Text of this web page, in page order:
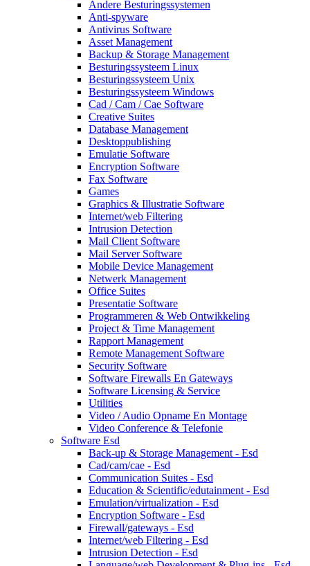
Andere Besturingssystemen
Anti-spyware
Antivirus Software
Asset Management
Backup & Storage Management
Besturingssysteem Linux
Besturingssysteem Unix
Besturingssysteem Windows
Cad / Cam / Cae Software
Creative Suites
Database Management
Desktoppublishing
Emulatie Software
Encryption Software
Fax Software
Games
Graphics & Illustratie Software
Internet/web Filtering
Intrusion Detection
Mail Client Software
Mail Server Software
Mobile Device Management
Netwerk Management
Office Suites
Presentatie Software
Programmeren & Web Ontwikkeling
Project & Time Management
Rapport Management
Remote Management Software
Security Software
Software Firewalls En Gateways
Software Licensing & Service
Utilities
Video / Audio Opname En Montage
Video Conference & Telefonie
Software Esd
Back-up & Storage Management - Esd
Cad/cam/cae - Esd
Communication Suites - Esd
Education & Scientific/edutainment - Esd
Emulation/virtualization - Esd
Encryption Software - Esd
Firewall/gateways - Esd
Internet/web Filtering - Esd
Intrusion Detection - Esd